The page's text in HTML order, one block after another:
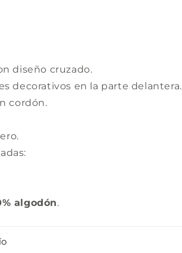
diseño cruzado.
decorativos en la parte delantera.
cordón.
algodón.